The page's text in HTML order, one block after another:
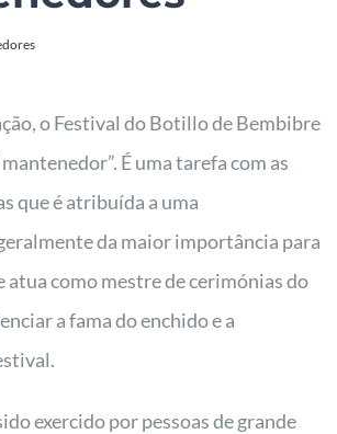
o Festival do Botillo de Bembibre
É uma tarefa com as
que é atribuída a uma
da maior importância para
atua como mestre de cerimónias do
a fama do enchido e a
exercido por pessoas de grande